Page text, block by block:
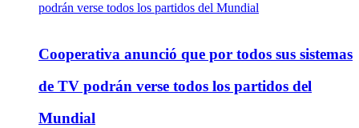
Cooperativa anunció que por todos sus sistemas
de TV podrán verse todos los partidos del
Mundial